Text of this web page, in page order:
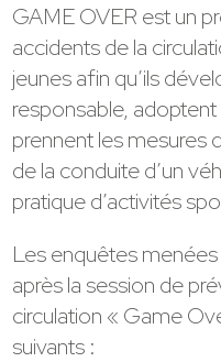
GAME OVER est un
accidents de la
jeunes afin qu’ils
responsable,
prennent les mesures
de la conduite d’un
pratique d’activités
Les enquêtes
après la session de
circulation « Game
suivants :